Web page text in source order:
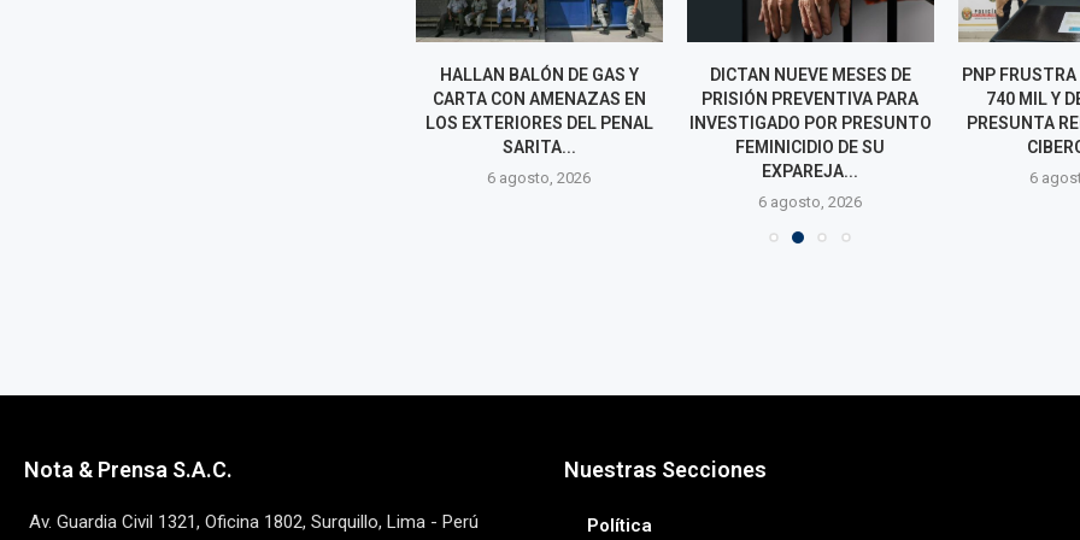
HALLAN BALÓN DE GAS Y
CARTA CON AMENAZAS EN
LOS EXTERIORES DEL PENAL
SARITA...
6 agosto, 2026
DICTAN NUEVE MESES DE
PRISIÓN PREVENTIVA PARA
INVESTIGADO POR PRESUNTO
FEMINICIDIO DE SU
EXPAREJA...
6 agosto, 2026
PNP
740 MIL Y
PRESUNTA
6
Nota & Prensa S.A.C.
Av. Guardia Civil 1321, Oficina 1802, Surquillo, Lima - Perú
Nuestras Secciones
Política